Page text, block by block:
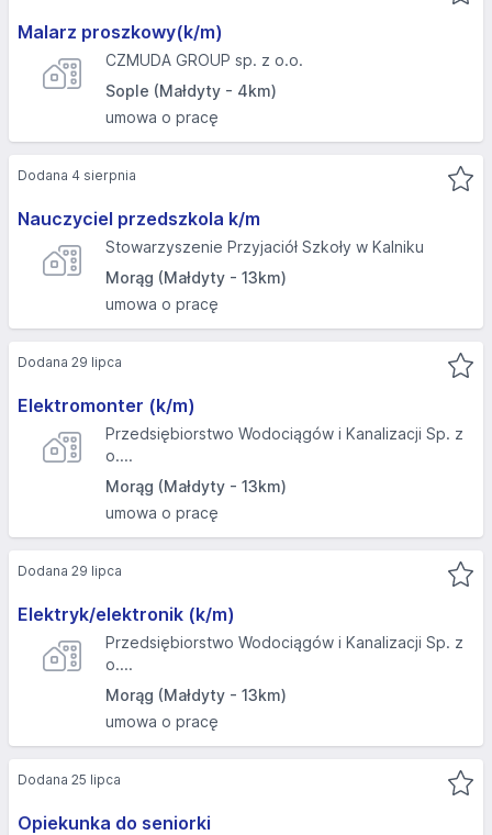
Malarz proszkowy(k/m)
CZMUDA GROUP sp. z o.o.
Sople (Małdyty - 4km)
umowa o pracę
Nauczyciel przedszkola k/m
Stowarzyszenie Przyjaciół Szkoły w Kalniku
Morąg (Małdyty - 13km)
umowa o pracę
Dodana 4 sierpnia
Elektromonter (k/m)
Przedsiębiorstwo Wodociągów i Kanalizacji Sp. z
o....
Morąg (Małdyty - 13km)
umowa o pracę
Dodana 29 lipca
Elektryk/elektronik (k/m)
Przedsiębiorstwo Wodociągów i Kanalizacji Sp. z
o....
Morąg (Małdyty - 13km)
umowa o pracę
Dodana 29 lipca
Opiekunka do seniorki
Dodana 25 lipca